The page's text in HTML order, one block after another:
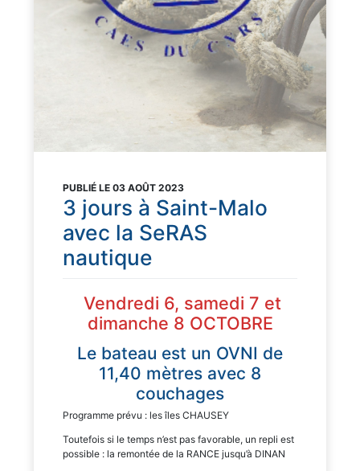
PUBLIÉ LE 03 AOÛT 2023
3 jours à Saint-Malo
avec la SeRAS
nautique
Vendredi 6, samedi 7 et
dimanche 8 OCTOBRE
Le bateau est un OVNI de
11,40 mètres avec 8
couchages
Programme prévu : les îles CHAUSEY
Toutefois si le temps n’est pas favorable, un repli est
possible : la remontée de la RANCE jusqu’à DINAN